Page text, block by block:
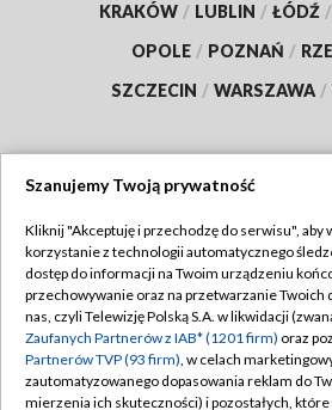
KRAKÓW / LUBLIN / ŁÓDŹ /
OPOLE / POZNAŃ /
SZCZECIN / WARSZAWA /
TVP
Abonament TVP
Emisja w TVP
Centrum informacji TVP
Regulamin
Polityka
Moje zgody
Szanujemy Twoją prywatność
Kliknij "Akceptuję i przechodzę do serwisu", aby
korzystanie z technologii automatycznego
dostęp do informacji na Twoim urządzeniu
przechowywanie oraz na przetwarzanie Twoich
nas, czyli Telewizję Polską S.A. w likwidacji
Zaufanych Partnerów z IAB* (1201 firm) oraz
Partnerów TVP (93 firm), w celach
zautomatyzowanego dopasowania reklam do
mierzenia ich skuteczności) i pozostałych,